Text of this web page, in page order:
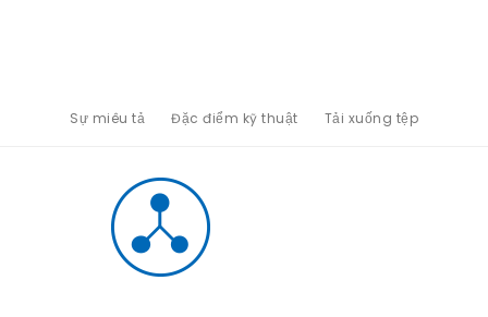
Sự miêu tả Đặc điểm kỹ thuật Tải xuống tệp